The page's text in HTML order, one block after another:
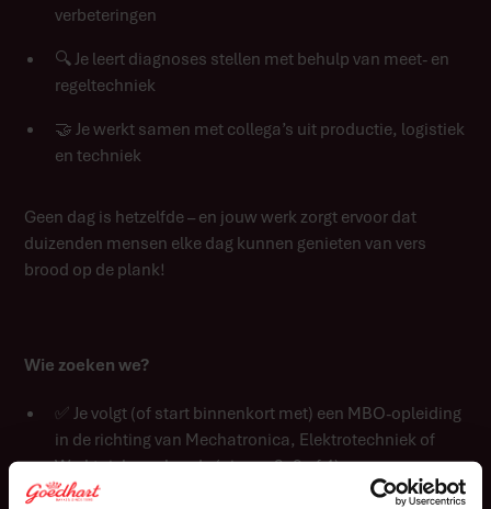
verbeteringen
🔍 Je leert diagnoses stellen met behulp van meet- en
regeltechniek
🤝 Je werkt samen met collega’s uit productie, logistiek
en techniek
Geen dag is hetzelfde – en jouw werk zorgt ervoor dat
duizenden mensen elke dag kunnen genieten van vers
brood op de plank!
Wie zoeken we?
✅ Je volgt (of start binnenkort met) een MBO-opleiding
in de richting van Mechatronica, Elektrotechniek of
Werktuigbouwkunde (niveau 2, 3 of 4)